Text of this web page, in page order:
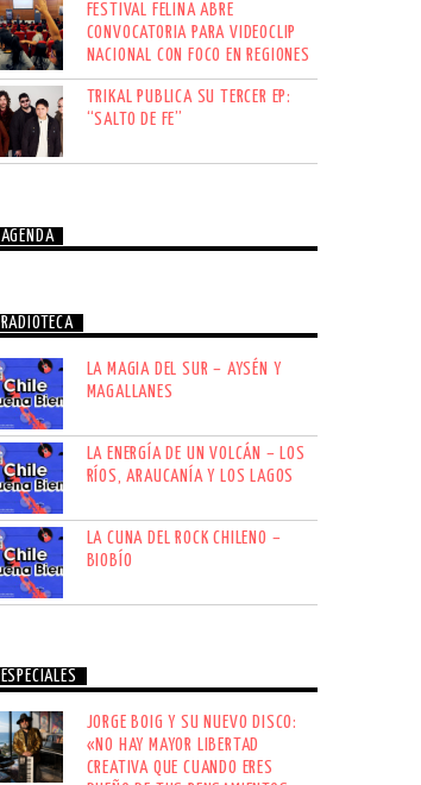
FESTIVAL FELINA ABRE
CONVOCATORIA PARA VIDEOCLIP
NACIONAL CON FOCO EN REGIONES
TRIKAL PUBLICA SU TERCER EP:
“SALTO DE FE”
AGENDA
RADIOTECA
LA MAGIA DEL SUR – AYSÉN Y
MAGALLANES
LA ENERGÍA DE UN VOLCÁN – LOS
RÍOS, ARAUCANÍA Y LOS LAGOS
LA CUNA DEL ROCK CHILENO –
BIOBÍO
ESPECIALES
JORGE BOIG Y SU NUEVO DISCO:
«NO HAY MAYOR LIBERTAD
CREATIVA QUE CUANDO ERES